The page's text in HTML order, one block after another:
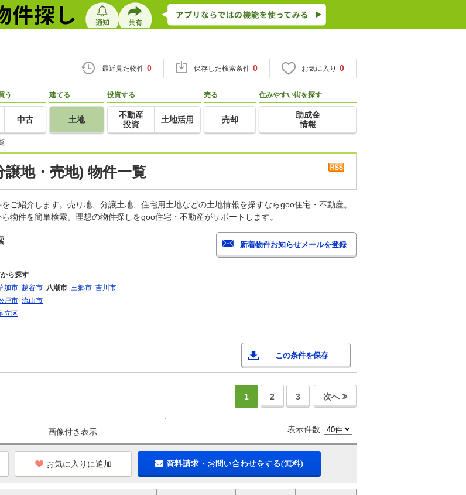
最近見た物件 0 保存した検索条件 0 お気に入り 0
う
中古
建てる
土地
投資する
不動産
投資
土地活用
売る
売却
住みやすい街を探す
助成金
情報
譲地・売地) 物件一覧
ご紹介します。売り地、分譲土地、住宅用土地などの土地情報を探すならgoo住宅・不動産。
物件を簡単検索。理想の物件探しをgoo住宅・不動産がサポートします。
ら探す
加市 越谷市 八潮市 三郷市 吉川市
戸市 流山市
立区
この条件を保存
1 2 3 次へ
画像付き表示 表示件数
お気に入りに追加 資料請求・お問い合わせをする(無料)